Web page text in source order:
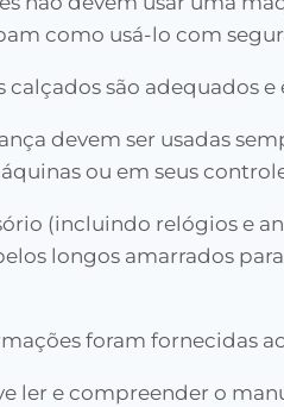
como usá-lo com
calçados são adequados
devem ser usadas
ou em seus
(incluindo relógios e
longos amarrados
foram fornecidas
ler e compreender o